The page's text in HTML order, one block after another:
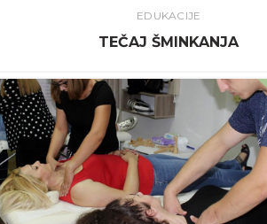
EDUKACIJE
TEČAJ ŠMINKANJA